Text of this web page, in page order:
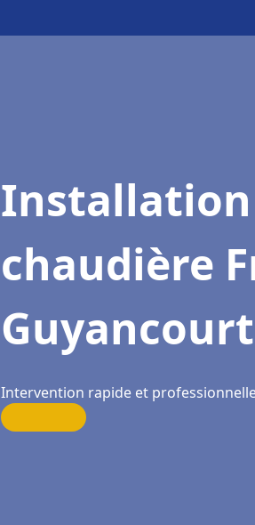
Installation
chaudière
Guyancourt
Intervention rapide et